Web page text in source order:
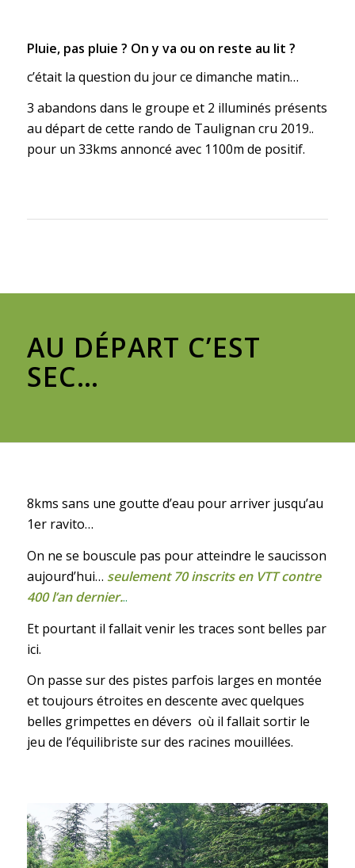
Pluie, pas pluie ? On y va ou on reste au lit ?
c’était la question du jour ce dimanche matin…
3 abandons dans le groupe et 2 illuminés présents
au départ de cette rando de Taulignan cru 2019..
pour un 33kms annoncé avec 1100m de positif.
AU DÉPART C’EST
SEC…
8kms sans une goutte d’eau pour arriver jusqu’au
1er ravito…
On ne se bouscule pas pour atteindre le saucisson
aujourd’hui… seulement 70 inscrits en VTT contre
400 l’an dernier...
Et pourtant il fallait venir les traces sont belles par
ici.
On passe sur des pistes parfois larges en montée
et toujours étroites en descente avec quelques
belles grimpettes en dévers où il fallait sortir le
jeu de l’équilibriste sur des racines mouillées.